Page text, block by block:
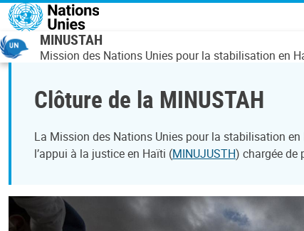
Aller au contenu principal
MINUSTAH
Mission des Nations Unies pour la stabilisation en
Clôture de la MINUSTAH
La Mission des Nations Unies pour la stabilisation
l’appui à la justice en Haïti (MINUJUSTH) chargée de